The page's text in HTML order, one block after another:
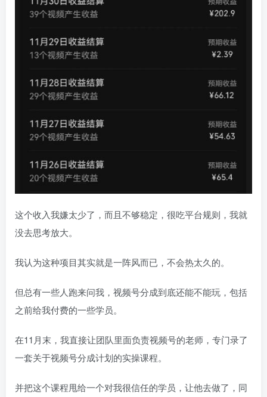
这个收入我嫌太少了，而且不够稳定，很吃平台规则，我就
没去思考放大。
我认为这种项目其实就是一阵风而已，不会热太久的。
但总有一些人跑来问我，视频号分成到底还能不能玩，包括
之前给我付费的一些学员。
在11月末，我直接让团队里面负责视频号的老师，专门录了
一套关于视频号分成计划的实操课程。
并把这个课程甩给一个对我很信任的学员，让他去做了，同